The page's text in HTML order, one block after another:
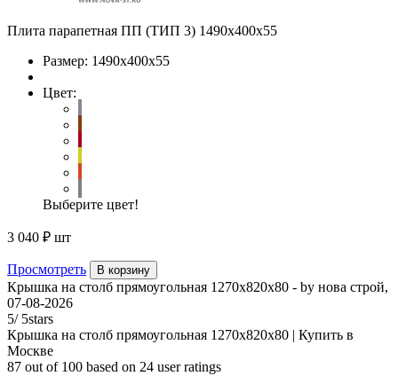
Плита парапетная ПП (ТИП 3) 1490x400x55
Размер: 1490х400х55
Цвет:
Выберите цвет!
3 040 ₽ шт
Просмотреть В корзину
Крышка на столб прямоугольная 1270х820х80 - by нова строй,
07-08-2026
5/ 5stars
Крышка на столб прямоугольная 1270х820х80 | Купить в
Москве
87 out of 100 based on 24 user ratings